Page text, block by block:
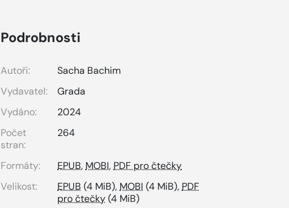
Podrobnosti
Autoři:
Sacha Bachim
Vydavatel:
Grada
Vydáno:
2024
Počet
stran:
264
Formáty: EPUB, MOBI, PDF pro čtečky
Velikost:
EPUB (4 MiB), MOBI (4 MiB), PDF
pro čtečky(4 MiB)